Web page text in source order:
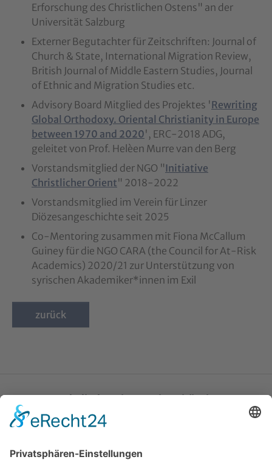
Erforschung des Christlichen Ostens" an der
Universität Salzburg
Externer Begutachter für Zeitschriften: Journal of
Church & State, International Migration Review,
British Journal of Middle Eastern Studies, Journal
of Ethnic and Migration Studies etc.
Advisory Board Mitglied des Projektes 'Rewriting
Global Orthodoxy. Oriental Christianity in Europe
between 1970 and 2020', ERC-2018 ADG,
geleitet von Prof. Helèen Murre van den Berg
Vorstandsmitglied der NGO " Initiative
Christlicher Orient" 2018-2022
Vorstandsmitglied im Verein für Linzer
Diözesangeschichte seit 2025
Co-Mentoring zusammen mit Fiona McCallum
Guiney für die NGO CARA (the Council for At-Risk
Academics) 2020/21 zur Unterstützung von
syrischen Akademiker*innen im Exil
zurück
Katholische Privat-Universität Linz
Bethlehemstraße 20
T:+43 732 / 784293